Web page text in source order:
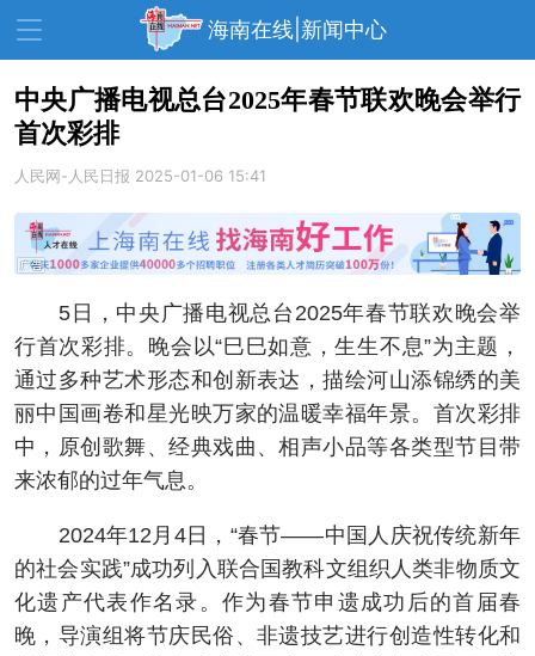
海南在线|新闻中心
资讯中心
教育 健康 房产
生活 演出 活动
展会 走读海南 周末去哪儿
人才在线 天涯企服
中央广播电视总台2025年春节联欢晚会举行
首次彩排
人民网-人民日报 2025-01-06 15:41
5日，中央广播电视总台2025年春节联欢晚会举
行首次彩排。晚会以“巳巳如意，生生不息”为主题，
通过多种艺术形态和创新表达，描绘河山添锦绣的美
丽中国画卷和星光映万家的温暖幸福年景。首次彩排
中，原创歌舞、经典戏曲、相声小品等各类型节目带
来浓郁的过年气息。
2024年12月4日，“春节——中国人庆祝传统新年
的社会实践”成功列入联合国教科文组织人类非物质文
化遗产代表作名录。作为春节申遗成功后的首届春
晚，导演组将节庆民俗、非遗技艺进行创造性转化和